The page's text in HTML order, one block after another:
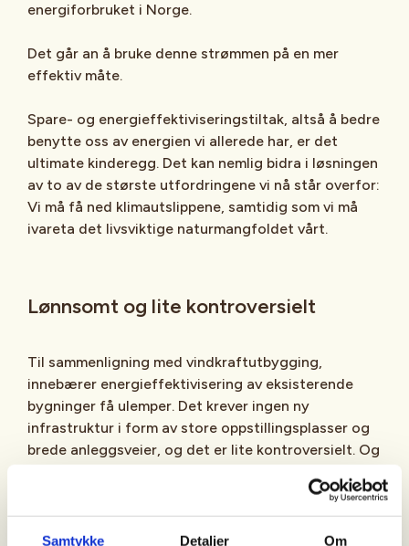
Samtykke Detaljer Om
energiforbruket i Norge.
Det går an å bruke denne strømmen på en mer
effektiv måte.
Spare- og energieffektiviseringstiltak, altså å bedre
benytte oss av energien vi allerede har, er det
ultimate kinderegg. Det kan nemlig bidra i løsningen
av to av de største utfordringene vi nå står overfor:
Vi må få ned klimautslippene, samtidig som vi må
ivareta det livsviktige naturmangfoldet vårt.
Lønnsomt og lite kontroversielt
Til sammenligning med vindkraftutbygging,
innebærer energieffektivisering av eksisterende
bygninger få ulemper. Det krever ingen ny
infrastruktur i form av store oppstillingsplasser og
brede anleggsveier, og det er lite kontroversielt. Og
Tiltak som installering av varmepumpe,